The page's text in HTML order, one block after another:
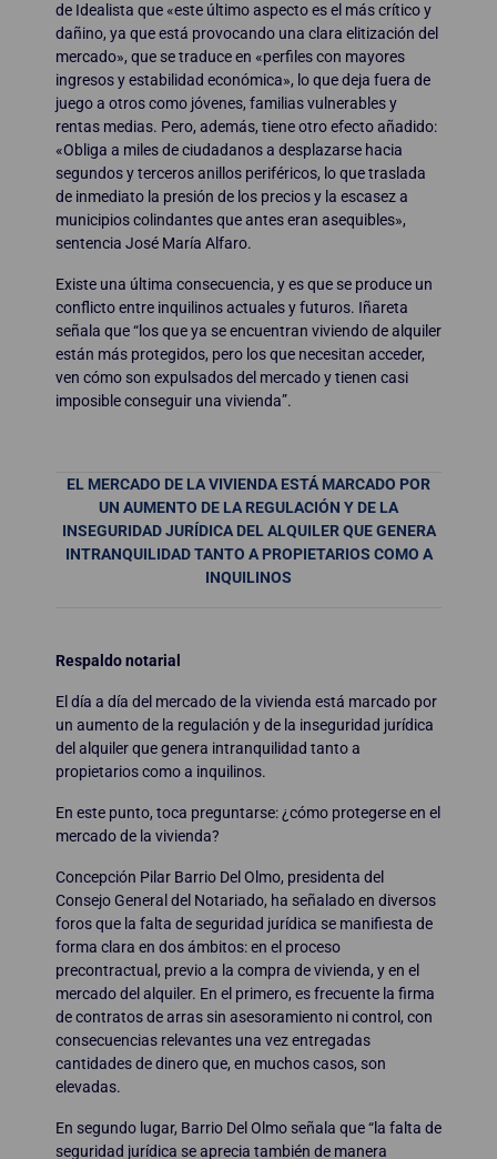
de Idealista que «este último aspecto es el más crítico y
dañino, ya que está provocando una clara elitización del
mercado», que se traduce en «perfiles con mayores
ingresos y estabilidad económica», lo que deja fuera de
juego a otros como jóvenes, familias vulnerables y
rentas medias. Pero, además, tiene otro efecto añadido:
«Obliga a miles de ciudadanos a desplazarse hacia
segundos y terceros anillos periféricos, lo que traslada
de inmediato la presión de los precios y la escasez a
municipios colindantes que antes eran asequibles»,
sentencia José María Alfaro.
Existe una última consecuencia, y es que se produce un
conflicto entre inquilinos actuales y futuros. Iñareta
señala que “los que ya se encuentran viviendo de alquiler
están más protegidos, pero los que necesitan acceder,
ven cómo son expulsados del mercado y tienen casi
imposible conseguir una vivienda”.
EL MERCADO DE LA VIVIENDA ESTÁ MARCADO POR
UN AUMENTO DE LA REGULACIÓN Y DE LA
INSEGURIDAD JURÍDICA DEL ALQUILER QUE GENERA
INTRANQUILIDAD TANTO A PROPIETARIOS COMO A
INQUILINOS
Respaldo notarial
El día a día del mercado de la vivienda está marcado por
un aumento de la regulación y de la inseguridad jurídica
del alquiler que genera intranquilidad tanto a
propietarios como a inquilinos.
En este punto, toca preguntarse: ¿cómo protegerse en el
mercado de la vivienda?
Concepción Pilar Barrio Del Olmo, presidenta del
Consejo General del Notariado, ha señalado en diversos
foros que la falta de seguridad jurídica se manifiesta de
forma clara en dos ámbitos: en el proceso
precontractual, previo a la compra de vivienda, y en el
mercado del alquiler. En el primero, es frecuente la firma
de contratos de arras sin asesoramiento ni control, con
consecuencias relevantes una vez entregadas
cantidades de dinero que, en muchos casos, son
elevadas.
En segundo lugar, Barrio Del Olmo señala que “la falta de
seguridad jurídica se aprecia también de manera